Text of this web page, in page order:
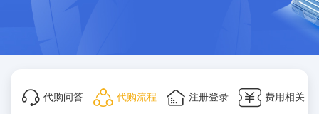
爆品推荐
代购问答 代购流程 注册登录 费用相关